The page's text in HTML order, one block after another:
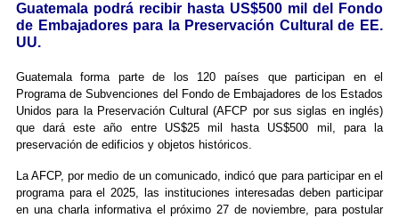
Guatemala podrá recibir hasta US$500 mil del Fondo
de Embajadores para la Preservación Cultural de EE.
UU.
Guatemala forma parte de los 120 países que participan en el
Programa de Subvenciones del Fondo de Embajadores de los Estados
Unidos para la Preservación Cultural (AFCP por sus siglas en inglés)
que dará este año entre US$25 mil hasta US$500 mil, para la
preservación de edificios y objetos históricos.
La AFCP, por medio de un comunicado, indicó que para participar en el
programa para el 2025, las instituciones interesadas deben participar
en una charla informativa el próximo 27 de noviembre, para postular